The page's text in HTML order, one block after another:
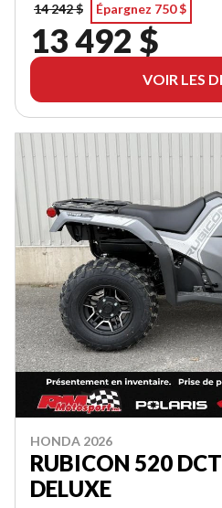
14 242 $
Épargnez 750 $
13 492 $
VOIR LES
HONDA 2026
RUBICON 520 DCT
DELUXE